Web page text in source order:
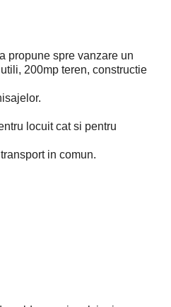
propune spre vanzare un
200mp teren, constructie
locuit cat si pentru
in comun.